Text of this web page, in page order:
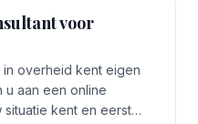
voor
in overheid kent eigen
u aan een online
situatie kent en eerst